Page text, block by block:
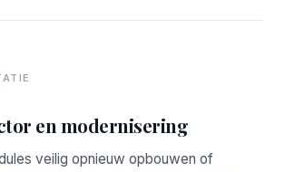
en modernisering
veilig opnieuw opbouwen of